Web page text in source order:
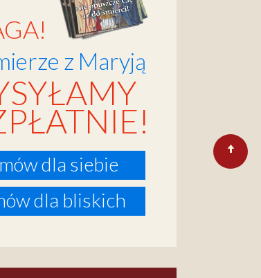
z Maryją
dla siebie
dla bliskich